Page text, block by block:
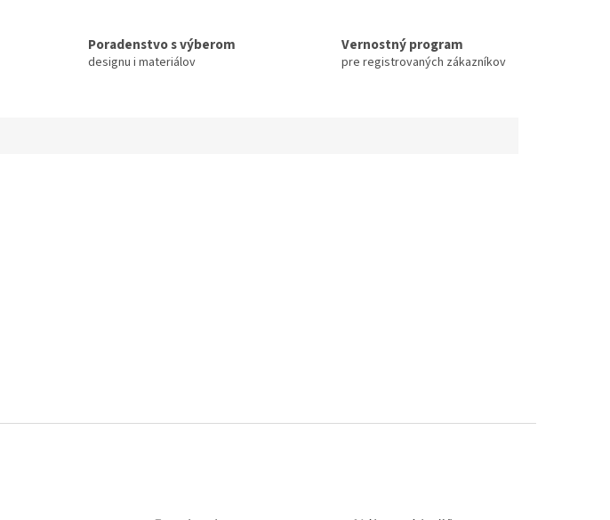
Poradenstvo s výberom
designu i materiálov
Vernostný program
pre registrovaných zákazníkov